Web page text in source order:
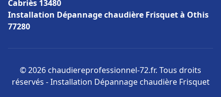
Cabriès 13480
Installation Dépannage chaudière Frisquet à Othis
77280
© 2026 chaudiereprofessionnel-72.fr. Tous droits
réservés - Installation Dépannage chaudière Frisquet